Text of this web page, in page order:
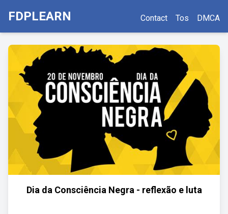
FDPLEARN Contact Tos DMCA
Dia da Consciência Negra - reflexão e luta